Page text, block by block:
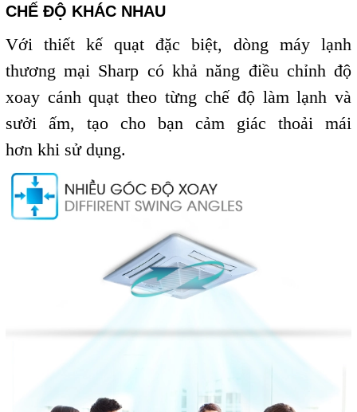
CHẾ ĐỘ KHÁC NHAU
Với thiết kế quạt đặc biệt, dòng máy lạnh
thương mại Sharp có khả năng điều chỉnh độ
xoay cánh quạt theo từng chế độ làm lạnh và
sưởi ấm, tạo cho bạn cảm giác thoải mái
hơn khi sử dụng.